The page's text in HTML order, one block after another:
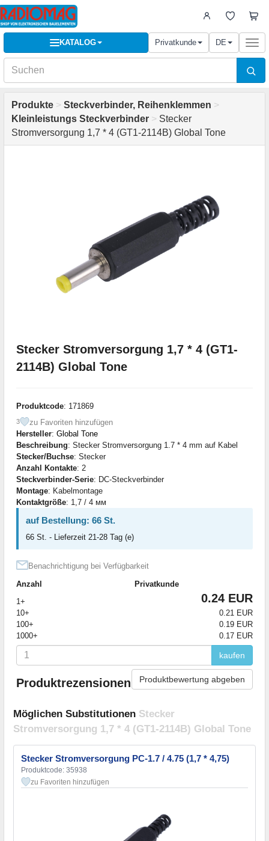
KATALOG Privatkunde DE
Produkte > Steckverbinder, Reihenklemmen >
Kleinleistungs Steckverbinder > Stecker
Stromversorgung 1,7 * 4 (GT1-2114B) Global Tone
Stecker Stromversorgung 1,7 * 4 (GT1-
2114B) Global Tone
Produktcode: 171869
3
zu Favoriten hinzufügen
Hersteller: Global Tone
Beschreibung: Stecker Stromversorgung 1.7 * 4 mm auf Kabel
Stecker/Buchse: Stecker
Anzahl Kontakte: 2
Steckverbinder-Serie: DC-Steckverbinder
Montage: Kabelmontage
Kontaktgröße: 1,7 / 4 мм
auf Bestellung: 66 St.
66 St. - Lieferzeit 21-28 Tag (e)
Benachrichtigung bei Verfügbarkeit
Anzahl
Privatkunde
1+
0.24 EUR
10+
0.21 EUR
100+
0.19 EUR
1000+
0.17 EUR
kaufen
Produktrezensionen Produktbewertung abgeben
Möglichen Substitutionen Stecker
Stromversorgung 1,7 * 4 (GT1-2114B) Global Tone
Stecker Stromversorgung PC-1.7 / 4.75 (1,7 * 4,75)
Produktcode: 35938
zu Favoriten hinzufügen